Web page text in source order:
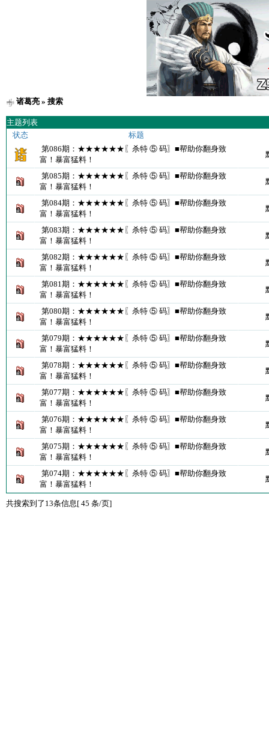
诸葛亮» 搜索
主题列表
状态
标题
第086期：★★★★★★〖杀特 ⑤ 码〗■帮助你翻身致
富！暴富猛料！
第085期：★★★★★★〖杀特 ⑤ 码〗■帮助你翻身致
富！暴富猛料！
第084期：★★★★★★〖杀特 ⑤ 码〗■帮助你翻身致
富！暴富猛料！
第083期：★★★★★★〖杀特 ⑤ 码〗■帮助你翻身致
富！暴富猛料！
第082期：★★★★★★〖杀特 ⑤ 码〗■帮助你翻身致
富！暴富猛料！
第081期：★★★★★★〖杀特 ⑤ 码〗■帮助你翻身致
富！暴富猛料！
第080期：★★★★★★〖杀特 ⑤ 码〗■帮助你翻身致
富！暴富猛料！
第079期：★★★★★★〖杀特 ⑤ 码〗■帮助你翻身致
富！暴富猛料！
第078期：★★★★★★〖杀特 ⑤ 码〗■帮助你翻身致
富！暴富猛料！
第077期：★★★★★★〖杀特 ⑤ 码〗■帮助你翻身致
富！暴富猛料！
第076期：★★★★★★〖杀特 ⑤ 码〗■帮助你翻身致
富！暴富猛料！
第075期：★★★★★★〖杀特 ⑤ 码〗■帮助你翻身致
富！暴富猛料！
第074期：★★★★★★〖杀特 ⑤ 码〗■帮助你翻身致
富！暴富猛料！
共搜索到了13条信息[ 45 条/页]